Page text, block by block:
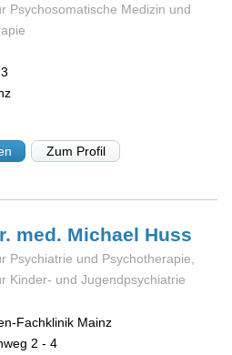
Psychosomatische Medizin und
Zum Profil
med. Michael Huss
Psychiatrie und Psychotherapie,
Kinder- und Jugendpsychiatrie
Fachklinik Mainz
2 - 4